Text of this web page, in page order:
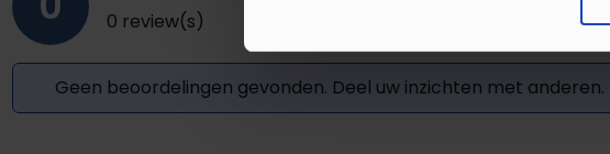
0 review(s)
Geen beoordelingen gevonden. Deel uw inzichten met anderen.